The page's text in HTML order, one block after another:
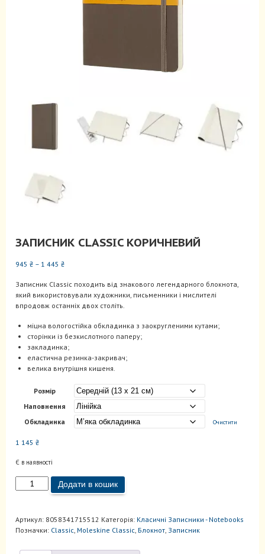
ЗАПИСНИК CLASSIC КОРИЧНЕВИЙ
945 ₴ – 1 445 ₴
від
945 ₴
до
445 ₴
Записник Classic походить від знакового легендарного блокнота,
який використовували художники, письменники і мислителі
впродовж останніх двох століть.
міцна вологостійка обкладинка з заокругленими кутами;
сторінки із безкислотного паперу;
закладинка;
еластична резинка-закривач;
велика внутрішня кишеня.
Розмір
Наповнення
Обкладинка
Очистити
1 145 ₴
Є в наявності
Записник
Classic
Додати в кошик
Артикул: 8058341715512 Категорія: Kласичні Записники - Notebooks
Позначки: Classic, Moleskine Classic, Блокнот, Записник